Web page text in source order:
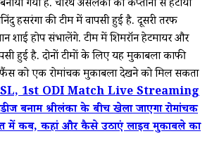
गया है. चरिथ असलंका को कप्तानी से हटाया
हसरंगा की टीम में वापसी हुई है. दूसरी तरफ
शाई होप संभालेंगे. टीम में शिमरॉन हेटमायर और
हुई है. दोनों टीमों के लिए यह मुकाबला काफी
को एक रोमांचक मुकाबला देखने को मिल सकता
1st ODI Match Live Streaming
बनाम श्रीलंका के बीच खेला जाएगा रोमांचक
में कब, कहां और कैसे उठाएं लाइव मुकाबले का